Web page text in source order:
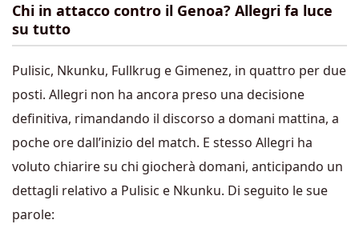
Chi in attacco contro il Genoa? Allegri fa luce
su tutto
Pulisic, Nkunku, Fullkrug e Gimenez, in quattro per due
posti. Allegri non ha ancora preso una decisione
definitiva, rimandando il discorso a domani mattina, a
poche ore dall’inizio del match. E stesso Allegri ha
voluto chiarire su chi giocherà domani, anticipando un
dettagli relativo a Pulisic e Nkunku. Di seguito le sue
parole: